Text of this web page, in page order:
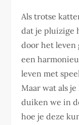
Als trotse
dat je pluizige
door het leven
een
leven met
Maar wat als
duiken we in
hoe je deze